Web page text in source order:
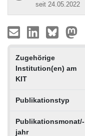
seit 24.05.2022
Zugehörige
Institution(en) am
KIT
Publikationstyp
Publikationsmonat/-
jahr